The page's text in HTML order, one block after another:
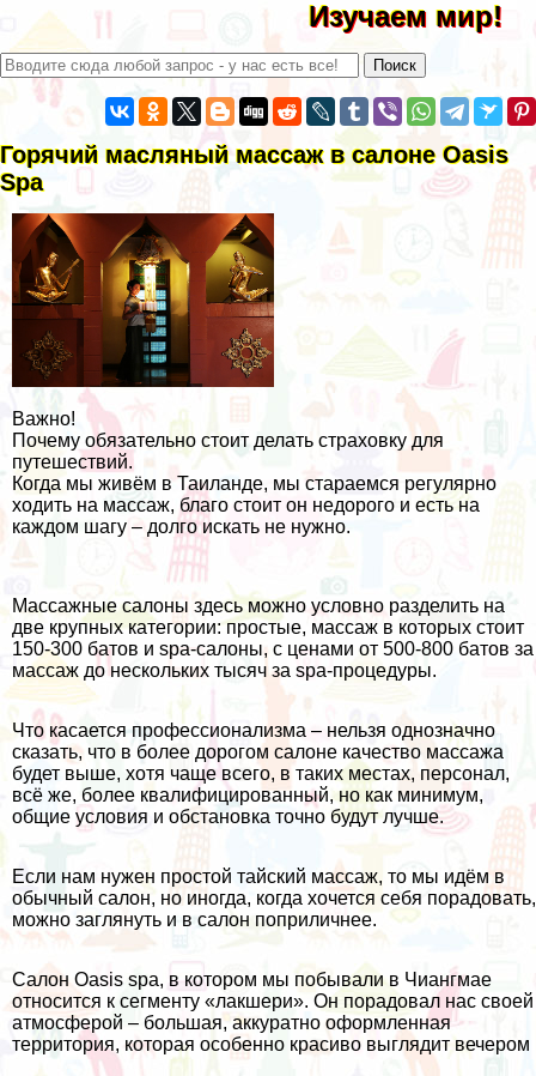
Изучаем мир!
Горячий масляный массаж в салоне Oasis
Spa
Важно!
Почему обязательно стоит делать страховку для
путешествий.
Когда мы живём в Таиланде, мы стараемся регулярно
ходить на массаж, благо стоит он недорого и есть на
каждом шагу – долго искать не нужно.
Массажные салоны здесь можно условно разделить на
две крупных категории: простые, массаж в которых стоит
150-300 батов и spa-салоны, с ценами от 500-800 батов за
массаж до нескольких тысяч за spa-процедуры.
Что касается профессионализма – нельзя однозначно
сказать, что в более дорогом салоне качество массажа
будет выше, хотя чаще всего, в таких местах, персонал,
всё же, более квалифицированный, но как минимум,
общие условия и обстановка точно будут лучше.
Если нам нужен простой тайский массаж, то мы идём в
обычный салон, но иногда, когда хочется себя порадовать,
можно заглянуть и в салон поприличнее.
Салон Oasis spa, в котором мы побывали в Чиангмае
относится к сегменту «лакшери». Он порадовал нас своей
атмосферой – большая, аккуратно оформленная
территория, которая особенно красиво выглядит вечером